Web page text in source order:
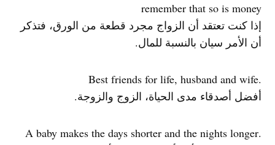
remember that so is money
إذا كنت تعتقد أن الزواج مجرد قطعة من الورق، فتذكر
أن الأمر سيان بالنسبة للمال.
.Best friends for life, husband and wife
أفضل أصدقاء مدى الحياة، الزوج والزوجة.
.A baby makes the days shorter and the nights longer